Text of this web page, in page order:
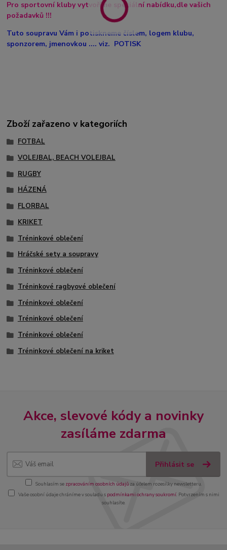
Pro sportovní kluby vytvoříme speciální nabídku,dle vašich
požadavků !!!
Tuto soupravu Vám i potiskneme číslem, logem klubu,
sponzorem, jmenovkou .... viz. POTISK
Zboží zařazeno v kategoriích
FOTBAL
VOLEJBAL, BEACH VOLEJBAL
RUGBY
HÁZENÁ
FLORBAL
KRIKET
Tréninkové oblečení
Hráčské sety a soupravy
Tréninkové oblečení
Tréninkové ragbyové oblečení
Tréninkové oblečení
Tréninkové oblečení
Tréninkové oblečení
Tréninkové oblečení na kriket
Akce, slevové kódy a novinky
zasíláme zdarma
Přihlásit se
Souhlasím se zpracováním osobních údajůza účelem rozesílky newsletteru.
Vaše osobní údaje chráníme v souladu s podmínkami ochrany soukromí. Potvrzením s nimi
souhlasíte.